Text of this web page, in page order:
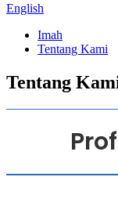
English
Imah
Tentang Kami
Tentang